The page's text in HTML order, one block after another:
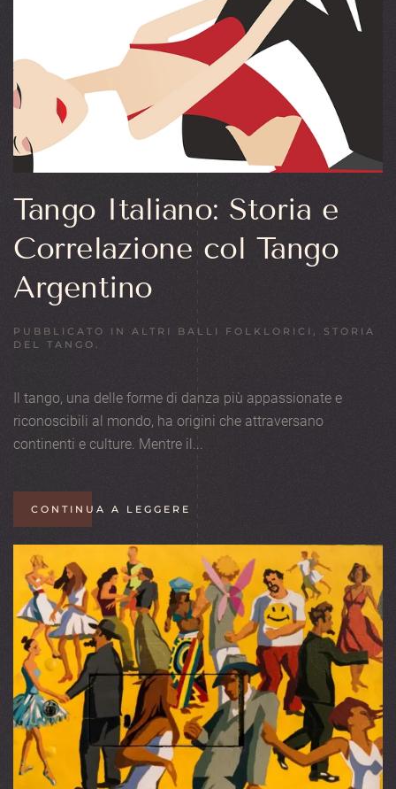
Tango Italiano: Storia e
Correlazione col Tango
Argentino
PUBBLICATO IN ALTRI BALLI FOLKLORICI
STORIA
DEL TANGO
Il tango, una delle forme di danza più appassionate e
riconoscibili al mondo, ha origini che attraversano
continenti e culture. Mentre il...
CONTINUA A LEGGERE